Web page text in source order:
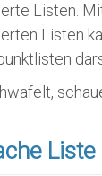
Listen.
Listen
Liste